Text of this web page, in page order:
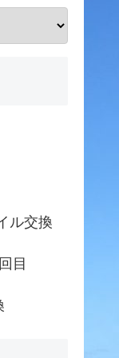
ル交換
目